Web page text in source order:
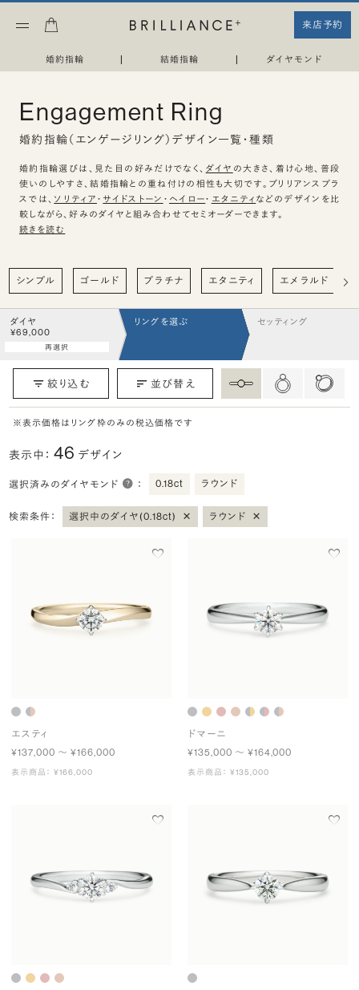
来店予約
婚約指輪 | 結婚指輪 | ダイヤモンド
Engagement Ring
婚約指輪（エンゲージリング）デザイン一覧・種類
婚約指輪選びは、見た目の好みだけでなく、 ダイヤ の大きさ、着け心地、普段
使いのしやすさ、結婚指輪との重ね付けの相性も大切です。ブリリアンスプラ
スでは、 ソリティア ・ サイドストーン ・ ヘイロー・ エタニティ などのデザインを比
較しながら、好みのダイヤと組み合わせてセミオーダーできます。
続きを読む
シンプル ゴールド プラチナ エタニティ エメラルド
ダイヤ
¥69,000
再選択
リングを選ぶ セッティング
絞り込む 並び替え
※表示価格はリング枠のみの税込価格です
表示中：46 デザイン
選択済みのダイヤモンド ： 0.18ct ラウンド
検索条件： 選択中のダイヤ(0.18ct) × ラウンド ×
エスティ
¥137,000 〜 ¥166,000
表示商品： ¥166,000
ドマーニ
¥135,000 〜 ¥164,000
表示商品： ¥135,000